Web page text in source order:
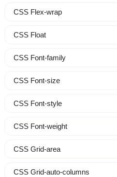
CSS Flex-wrap
CSS Float
CSS Font-family
CSS Font-size
CSS Font-style
CSS Font-weight
CSS Grid-area
CSS Grid-auto-columns